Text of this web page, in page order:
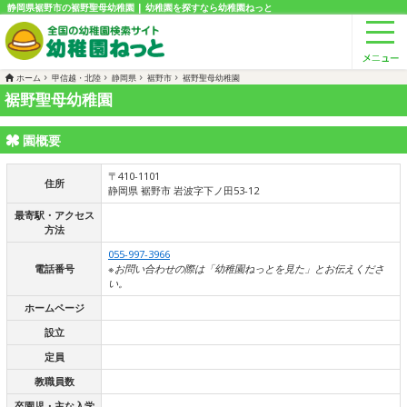
静岡県裾野市の裾野聖母幼稚園 | 幼稚園を探すなら幼稚園ねっと
ホーム 甲信越・北陸 静岡県 裾野市 裾野聖母幼稚園
裾野聖母幼稚園
園概要
住所
〒410-1101
静岡県 裾野市 岩波字下ノ田53-12
最寄駅・アクセス
方法
電話番号
055-997-3966
※お問い合わせの際は「幼稚園ねっとを見た」とお伝えくださ
い。
ホームページ
設立
定員
教職員数